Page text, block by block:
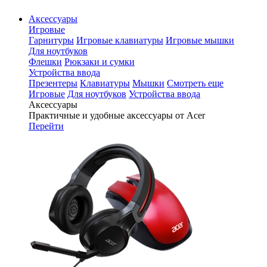
Аксессуары
Игровые
Гарнитуры Игровые клавиатуры Игровые мышки
Для ноутбуков
Флешки Рюкзаки и сумки
Устройства ввода
Презентеры Клавиатуры Мышки Смотреть еще
Игровые Для ноутбуков Устройства ввода
Аксессуары
Практичные и удобные аксессуары от Acer
Перейти